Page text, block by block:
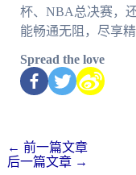
杯、NBA总决赛，
能畅通无阻，尽享精
Spread the love
← 前一篇文章
后一篇文章 →